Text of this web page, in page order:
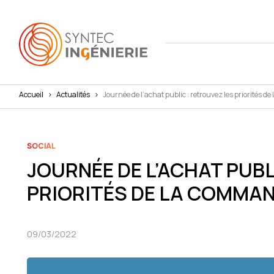
Nous
Notre
Nos
Presse
Accueil > Actualités > Journée de l’achat public : retrouvez les priorités
SOCIAL
JOURNÉE DE L’ACHAT
PRIORITÉS DE LA
09/03/2022